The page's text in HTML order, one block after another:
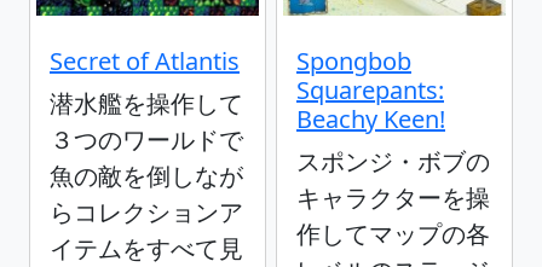
Secret of Atlantis
潜水艦を操作して
３つのワールドで
魚の敵を倒しなが
らコレクションア
イテムをすべて見
Spongbob
Squarepants:
Beachy Keen!
スポンジ・ボブの
キャラクターを操
作してマップの各